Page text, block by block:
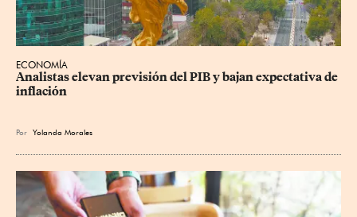
ECONOMÍA
Analistas elevan previsión del PIB y bajan expectativa de
inflación
Por Yolanda Morales